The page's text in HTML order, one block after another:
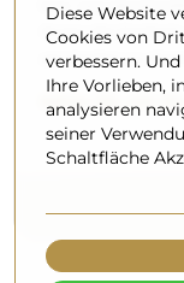
starken Säuren –
Spiegelbild über
Möchten Sie
Entdecken Sie
Diese Website
Cookies von
verbessern.
Ihre Vorlieben,
analysieren
seiner
Schaltfläche